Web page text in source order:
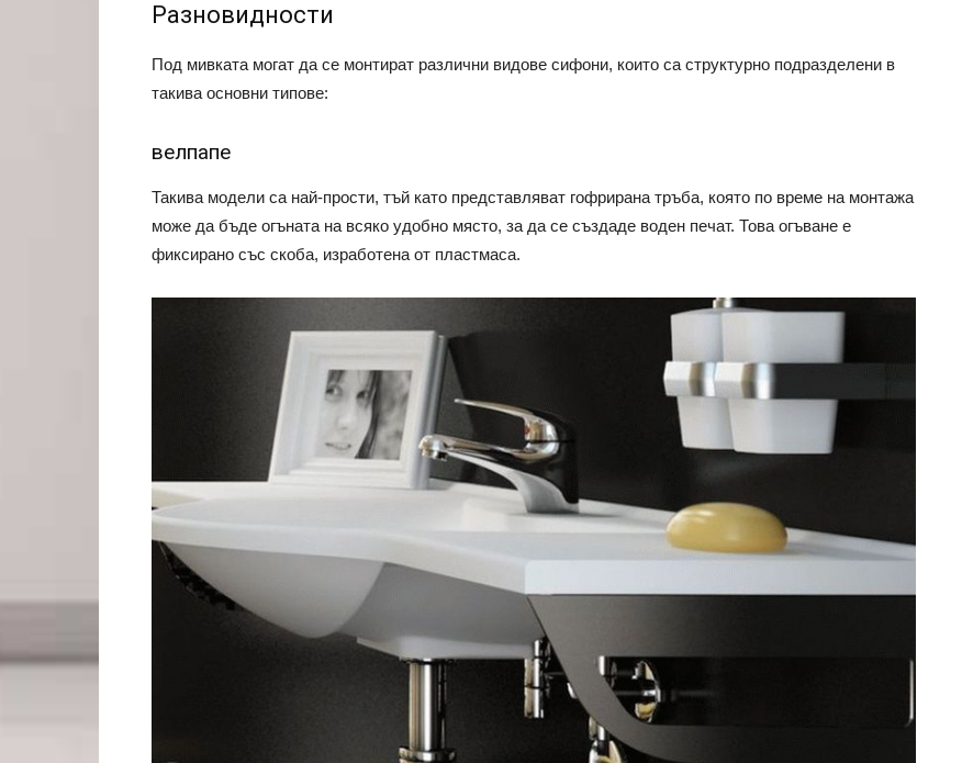
Разновидности
Под мивката могат да се монтират различни видове сифони, които са структурно подразделени в
такива основни типове:
велпапе
Такива модели са най-прости, тъй като представляват гофрирана тръба, която по време на монтажа
може да бъде огъната на всяко удобно място, за да се създаде воден печат. Това огъване е
фиксирано със скоба, изработена от пластмаса.